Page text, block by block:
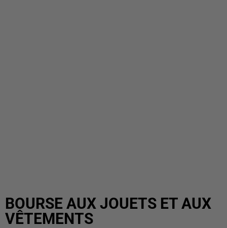
BOURSE AUX JOUETS ET AUX
VÊTEMENTS